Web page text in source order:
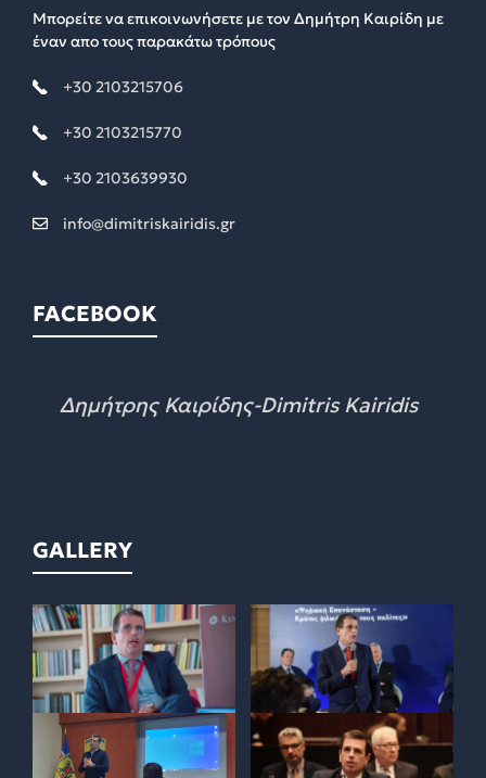
Μπορείτε να επικοινωνήσετε με τον Δημήτρη Καιρίδη με
έναν απο τους παρακάτω τρόπους
+30 2103215706
+30 2103215770
+30 2103639930
info@dimitriskairidis.gr
FACEBOOK
Δημήτρης Καιρίδης-Dimitris Kairidis
GALLERY